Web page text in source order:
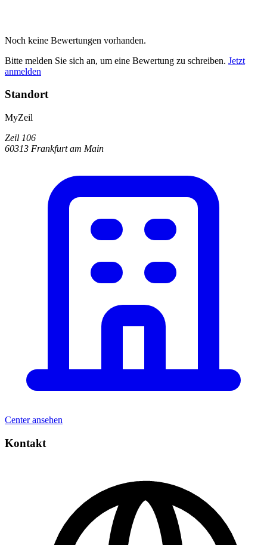
Noch keine Bewertungen vorhanden.
Bitte melden Sie sich an, um eine Bewertung zu schreiben. Jetzt
anmelden
Standort
MyZeil
Zeil 106
60313 Frankfurt am Main
Center ansehen
Kontakt